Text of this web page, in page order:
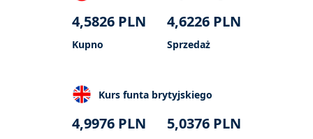
4,5826 PLN
Kupno
4,6226 PLN
Sprzedaż
Kurs funta brytyjskiego
4,9976 PLN 5,0376 PLN